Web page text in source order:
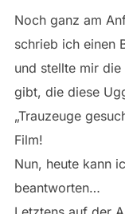
Noch ganz am
schrieb ich einen
und stellte mir
gibt, die diese
„Trauzeuge
Film!
Nun, heute kann
beantworten…